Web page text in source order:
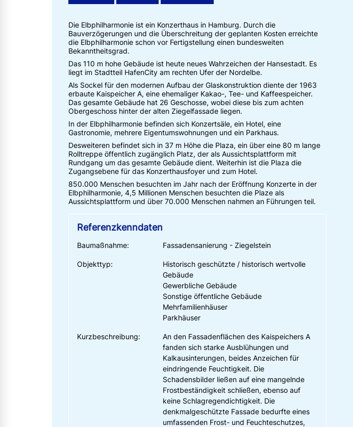
Die Elbphilharmonie ist ein Konzerthaus in Hamburg. Durch die
Bauverzögerungen und die Überschreitung der geplanten Kosten erreichte
die Elbphilharmonie schon vor Fertigstellung einen bundesweiten
Bekanntheitsgrad.
Das 110 m hohe Gebäude ist heute neues Wahrzeichen der Hansestadt. Es
liegt im Stadtteil HafenCity am rechten Ufer der Nordelbe.
Als Sockel für den modernen Aufbau der Glaskonstruktion diente der 1963
erbaute Kaispeicher A, eine ehemaliger Kakao-, Tee- und Kaffeespeicher.
Das gesamte Gebäude hat 26 Geschosse, wobei diese bis zum achten
Obergeschoss hinter der alten Ziegelfassade liegen.
In der Elbphilharmonie befinden sich Konzertsäle, ein Hotel, eine
Gastronomie, mehrere Eigentumswohnungen und ein Parkhaus.
Desweiteren befindet sich in 37 m Höhe die Plaza, ein über eine 80 m lange
Rolltreppe öffentlich zugänglich Platz, der als Aussichtsplattform mit
Rundgang um das gesamte Gebäude dient. Weiterhin ist die Plaza die
Zugangsebene für das Konzerthausfoyer und zum Hotel.
850.000 Menschen besuchten im Jahr nach der Eröffnung Konzerte in der
Elbphilharmonie, 4,5 Millionen Menschen besuchten die Plaze als
Aussichtsplattform und über 70.000 Menschen nahmen an Führungen teil.
Referenzkenndaten
Baumaßnahme: Fassadensanierung - Ziegelstein
Objekttyp:
Historisch geschützte / historisch wertvolle
Gebäude
Gewerbliche Gebäude
Sonstige öffentliche Gebäude
Mehrfamilienhäuser
Parkhäuser
Kurzbeschreibung:
An den Fassadenflächen des Kaispeichers A
fanden sich starke Ausblühungen und
Kalkausinterungen, beides Anzeichen für
eindringende Feuchtigkeit. Die
Schadensbilder ließen auf eine mangelnde
Frostbeständigkeit schließen, ebenso auf
keine Schlagregendichtigkeit. Die
denkmalgeschützte Fassade bedurfte eines
umfassenden Frost- und Feuchteschutzes,